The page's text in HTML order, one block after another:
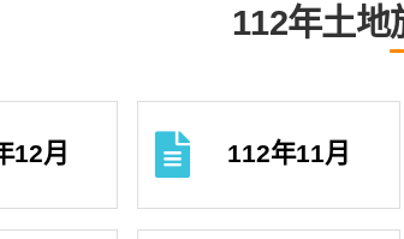
112年土地
12月 112年11月